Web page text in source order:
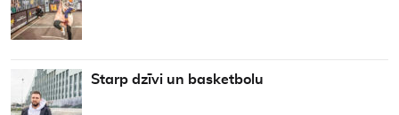
Starp dzīvi un basketbolu